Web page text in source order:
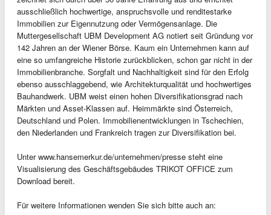
ausschließlich hochwertige, anspruchsvolle und renditestarke
Immobilien zur Eigennutzung oder Vermögensanlage. Die
Muttergesellschaft UBM Development AG notiert seit Gründung vor
142 Jahren an der Wiener Börse. Kaum ein Unternehmen kann auf
eine so umfangreiche Historie zurückblicken, schon gar nicht in der
Immobilienbranche. Sorgfalt und Nachhaltigkeit sind für den Erfolg
ebenso ausschlaggebend, wie Architekturqualität und hochwertiges
Bauhandwerk. UBM weist einen hohen Diversifikationsgrad nach
Märkten und Asset-Klassen auf. Heimmärkte sind Österreich,
Deutschland und Polen. Immobilienentwicklungen in Tschechien,
den Niederlanden und Frankreich tragen zur Diversifikation bei.
Unter www.hansemerkur.de/unternehmen/presse steht eine
Visualisierung des Geschäftsgebäudes TRIKOT OFFICE zum
Download bereit.
Für weitere Informationen wenden Sie sich bitte auch an: